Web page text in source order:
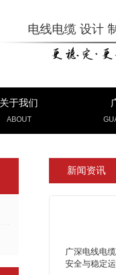
电线电缆 设计
关于我们
ABOUT
新闻资讯
广深电线电
安全与稳定